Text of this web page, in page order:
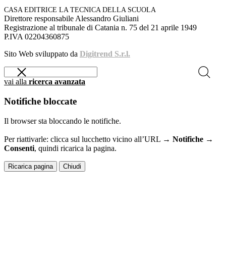
CASA EDITRICE LA TECNICA DELLA SCUOLA
Direttore responsabile Alessandro Giuliani
Registrazione al tribunale di Catania n. 75 del 21 aprile 1949
P.IVA 02204360875
Sito Web sviluppato da Digitrend S.r.l.
vai alla ricerca avanzata
Notifiche bloccate
Il browser sta bloccando le notifiche.
Per riattivarle: clicca sul lucchetto vicino all’URL → Notifiche →
Consenti, quindi ricarica la pagina.
Ricarica pagina Chiudi